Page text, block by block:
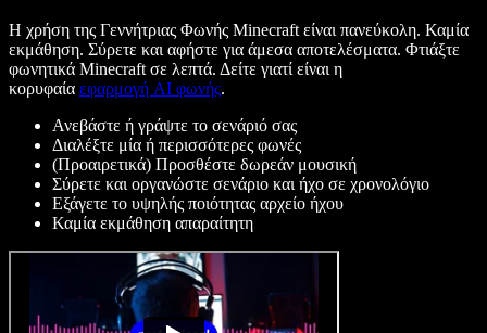
Η χρήση της Γεννήτριας Φωνής Minecraft είναι πανεύκολη. Καμία
εκμάθηση. Σύρετε και αφήστε για άμεσα αποτελέσματα. Φτιάξτε
φωνητικά Minecraft σε λεπτά. Δείτε γιατί είναι η
κορυφαία εφαρμογή AI φωνής.
Ανεβάστε ή γράψτε το σενάριό σας
Διαλέξτε μία ή περισσότερες φωνές
(Προαιρετικά) Προσθέστε δωρεάν μουσική
Σύρετε και οργανώστε σενάριο και ήχο σε χρονολόγιο
Εξάγετε το υψηλής ποιότητας αρχείο ήχου
Καμία εκμάθηση απαραίτητη